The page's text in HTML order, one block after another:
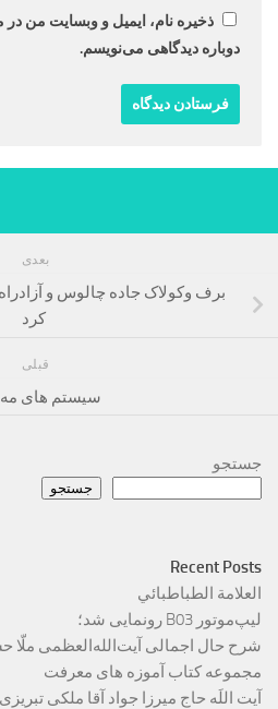
ذخیره نام، ایمیل و وبسایت من
دوباره دیدگاهی می‌نویسم.
بعدی
برف وکولاک جاده چالوس و
کرد
قبلی
سیستم های
جستجو
جستجو
Recent Posts
العلامة الطباطبائي
لیپ‌موتور B03 رونمایی شد؛
شرح حال اجمالی آیت‌الله‌العظمی ملّا
مجموعه کتاب آموزه های معرفت
آیت اللَه حاج میرزا جواد آقا ملکی تبریزی